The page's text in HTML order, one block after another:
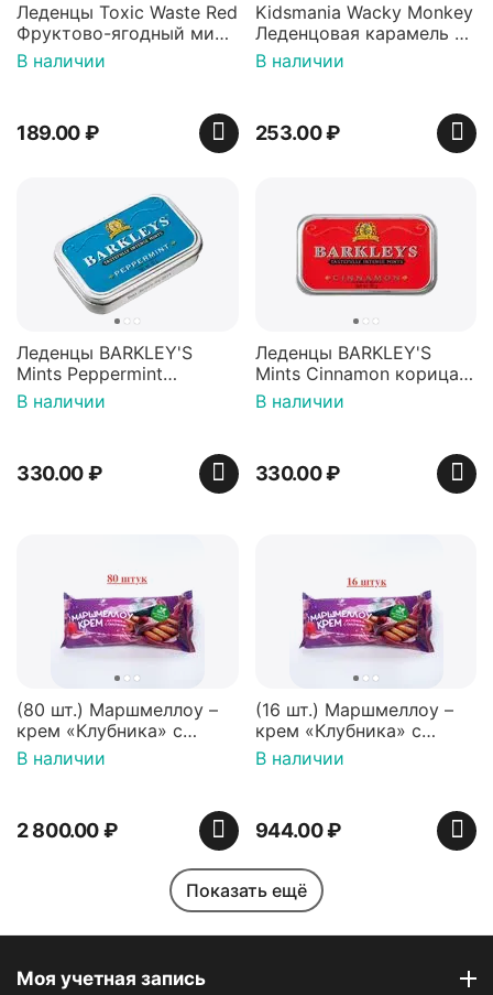
Леденцы Toxic Waste Red
Фруктово-ягодный микс
Красная банка 42 г,
Пакистан
В наличии
189.00₽
Kidsmania Wacky Monkey
Леденцовая карамель с
игрушкой Ваки Манки
12г, Китай
В наличии
253.00₽
Леденцы BARKLEY'S
Mints Peppermint
перечная мята 50г,
Нидерланды
В наличии
330.00₽
Леденцы BARKLEY'S
Mints Cinnamon корица
50г, Нидерланды
В наличии
330.00₽
(80 шт.) Маршмеллоу –
крем «Клубника» с
палочками (ТМ
«Зефирный Лео»)
В наличии
2 800.00₽
(16 шт.) Маршмеллоу –
крем «Клубника» с
палочками (ТМ
«Зефирный Лео»)
В наличии
944.00₽
Показать ещё
Моя учетная запись